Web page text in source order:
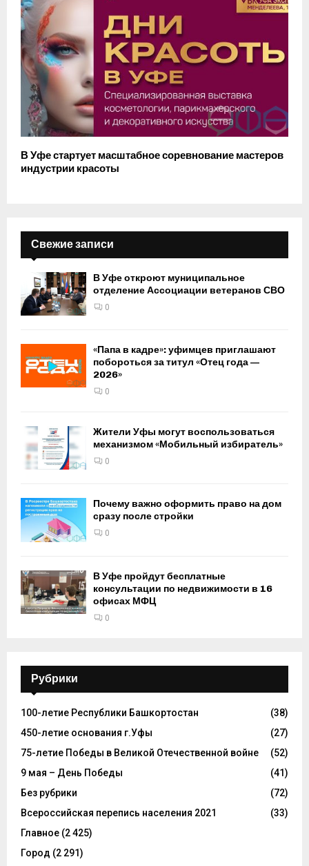
В Уфе стартует масштабное соревнование мастеров
индустрии красоты
Свежие записи
В Уфе откроют муниципальное
отделение Ассоциации ветеранов СВО
0
«Папа в кадре»: уфимцев приглашают
побороться за титул «Отец года —
2026»
0
Жители Уфы могут воспользоваться
механизмом «Мобильный избиратель»
0
Почему важно оформить право на дом
сразу после стройки
0
В Уфе пройдут бесплатные
консультации по недвижимости в 16
офисах МФЦ
0
Рубрики
100-летие Республики Башкортостан
(38)
450-летие основания г.Уфы
(27)
75-летие Победы в Великой Отечественной войне
(52)
9 мая – День Победы
(41)
Без рубрики
(72)
Всероссийская перепись населения 2021
(33)
Главное (2 425)
Город (2 291)